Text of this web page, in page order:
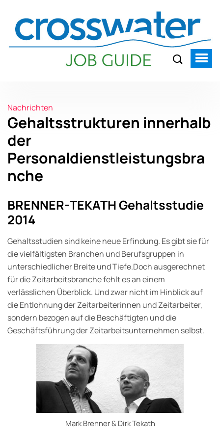
Nachrichten
Gehaltsstrukturen innerhalb
der
Personaldienstleistungsbra
nche
BRENNER-TEKATH Gehaltsstudie
2014
Gehaltsstudien sind keine neue Erfindung. Es gibt sie für
die vielfältigsten Branchen und Berufsgruppen in
unterschiedlicher Breite und Tiefe.Doch ausgerechnet
für die Zeitarbeitsbranche fehlt es an einem
verlässlichen Überblick. Und zwar nicht im Hinblick auf
die Entlohnung der Zeitarbeiterinnen und Zeitarbeiter,
sondern bezogen auf die Beschäftigten und die
Geschäftsführung der Zeitarbeitsunternehmen selbst.
Mark Brenner & Dirk Tekath